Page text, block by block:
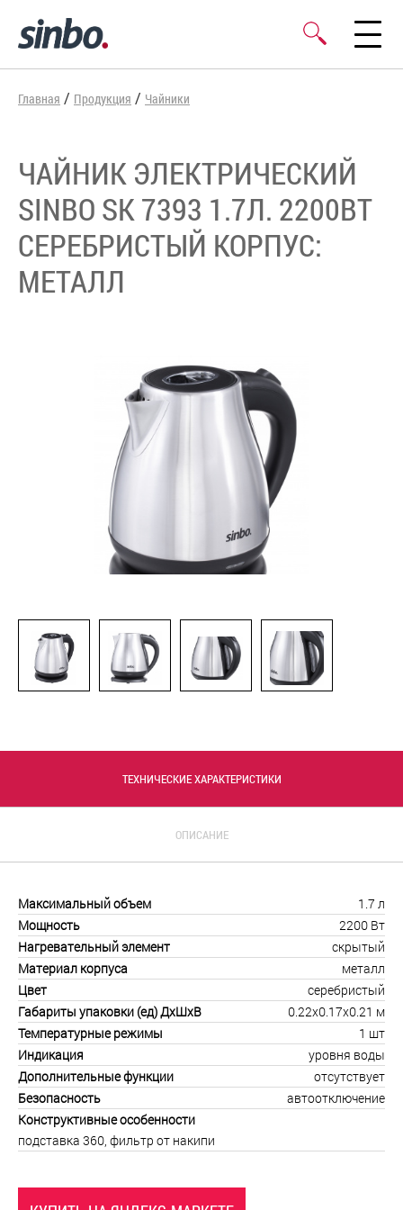
Главная / Продукция / Чайники
ЧАЙНИК ЭЛЕКТРИЧЕСКИЙ
SINBO SK 7393 1.7Л. 2200ВТ
СЕРЕБРИСТЫЙ КОРПУС:
МЕТАЛЛ
ТЕХНИЧЕСКИЕ ХАРАКТЕРИСТИКИ
ОПИСАНИЕ
Максимальный объем
1.7 л
Мощность
2200 Вт
Нагревательный элемент
скрытый
Материал корпуса
металл
Цвет
серебристый
Габариты упаковки (ед) ДхШхВ
0.22x0.17x0.21 м
Температурные режимы
1 шт
Индикация
уровня воды
Дополнительные функции
отсутствует
Безопасность
автоотключение
Конструктивные особенности
подставка 360, фильтр от накипи